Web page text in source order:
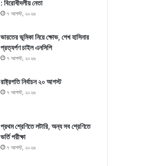
: বিরোধীদলীয় নেতা
৭ আগস্ট, ২০২৬
ভারতের ভূমিকা নিয়ে ক্ষোভ, শেখ হাসিনার
প্রত্যর্পণ চাইল এনসিপি
৭ আগস্ট, ২০২৬
রাষ্ট্রপতি নির্বাচন ২০ আগস্ট
৭ আগস্ট, ২০২৬
প্রথম শ্রেণিতে লটারি, অন্য সব শ্রেণিতে
ভর্তি পরীক্ষা
৭ আগস্ট, ২০২৬